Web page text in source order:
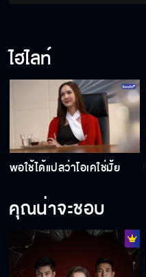
ไฮไลท์
พอใช้ได้แปลว่าโอเคใช่มั้ย
คุณน่าจะชอบ